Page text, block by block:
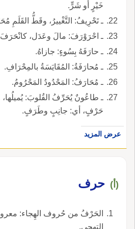
خَيْرٍ أو شَرٍّ.
ـ تَحْرِيفُ: التَّغْييرُ، وقَطُّ القَلَمِ
ـ احْرَوْرَفَ: مالَ وعَدَل،
ـ حارَفَهُ بِسُوءٍ: جازاهُ.
ـ مُحارَفَةُ: المُقَايَسَةُ بالمِحْرَافِ.
ـ مُحَارَفُ: المَحْدُودُ المَحْرُومُ.
ـ طاعُونٌ يُحَرِّفُ القُلوبَ: يُميلُها،
حَرْفٍ، أي: جانِبٍ وطَرَفٍ.
عرض المزيد
(أ) حرف
الحَرْفُ من حُروف الهِجاء:
التهجي.